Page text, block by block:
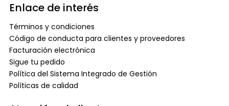
Enlace de interés
Términos y condiciones
Código de conducta para clientes y proveedores
Facturación electrónica
Sigue tu pedido
Política del Sistema Integrado de Gestión
Políticas de calidad